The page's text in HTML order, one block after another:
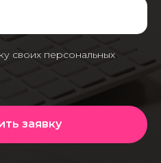
своих персональных
заявку